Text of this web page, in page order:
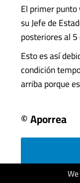
El primer
su Jefe de
posteriores al
Esto es así
condición
arriba porque
© Aporrea